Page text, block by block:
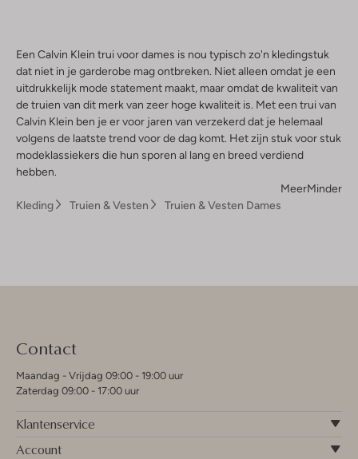
Een Calvin Klein trui voor dames is nou typisch zo'n kledingstuk
dat niet in je garderobe mag ontbreken. Niet alleen omdat je een
uitdrukkelijk mode statement maakt, maar omdat de kwaliteit van
de truien van dit merk van zeer hoge kwaliteit is. Met een trui van
Calvin Klein ben je er voor jaren van verzekerd dat je helemaal
volgens de laatste trend voor de dag komt. Het zijn stuk voor stuk
modeklassiekers die hun sporen al lang en breed verdiend
hebben.
MeerMinder
Kleding
Truien & Vesten Truien & Vesten Dames
Contact
Maandag - Vrijdag 09:00 - 19:00 uur
Zaterdag 09:00 - 17:00 uur
Klantenservice
Account